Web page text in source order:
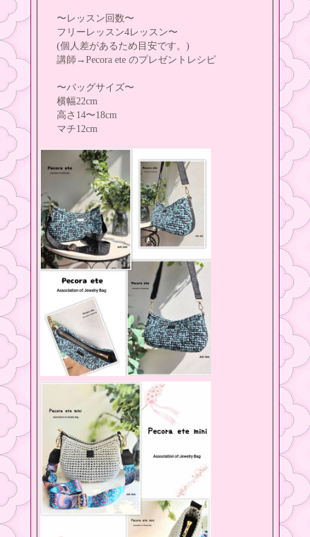
〜レッスン回数〜
フリーレッスン4レッスン〜
(個人差があるため目安です。)
講師→Pecora ete のプレゼントレシピ
〜バッグサイズ〜
横幅22cm
高さ14〜18cm
マチ12cm